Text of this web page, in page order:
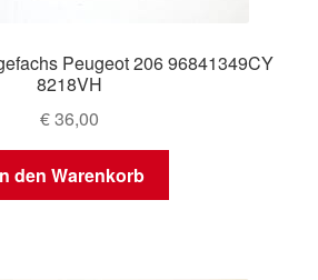
Peugeot 206 96841349CY
8218VH
€36,00
den Warenkorb